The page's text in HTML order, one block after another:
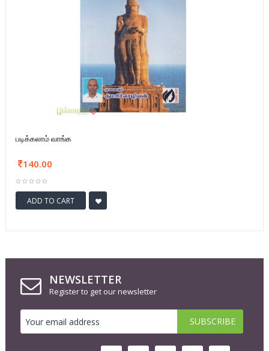
படிக்கலாம் வாங்க
140.00
ADD TO CART
NEWSLETTER
Register to get our newsletter